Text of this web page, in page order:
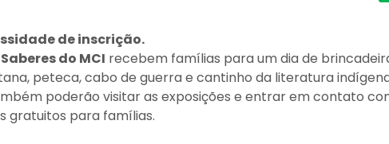
de inscrição.
do MCI recebem famílias para um dia de
peteca, cabo de guerra e cantinho da literatura
poderão visitar as exposições e entrar em contato
gratuitos para famílias.